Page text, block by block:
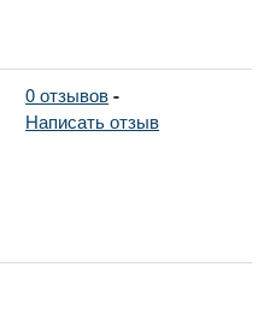
0 отзывов-
Написать отзыв